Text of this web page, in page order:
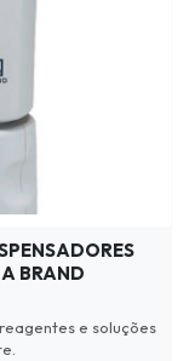
BRAND
e soluções